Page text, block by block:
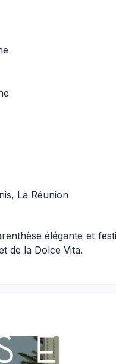
La Réunion
élégante et
de la Dolce Vita.